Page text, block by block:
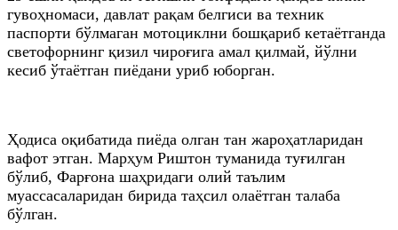
гувоҳномаси, давлат рақам белгиси ва техник
паспорти бўлмаган мотоциклни бошқариб кетаётганда
светофорнинг қизил чироғига амал қилмай, йўлни
кесиб ўтаётган пиёдани уриб юборган.
Ҳодиса оқибатида пиёда олган тан жароҳатларидан
вафот этган. Марҳум Риштон туманида туғилган
бўлиб, Фарғона шаҳридаги олий таълим
муассасаларидан бирида таҳсил олаётган талаба
бўлган.